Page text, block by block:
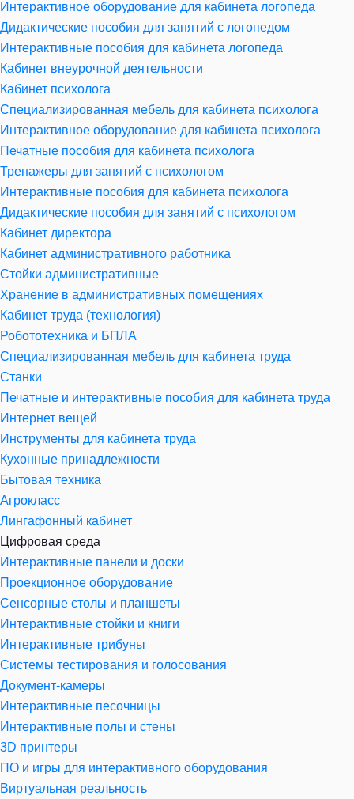
Интерактивное оборудование для кабинета логопеда
Дидактические пособия для занятий с логопедом
Интерактивные пособия для кабинета логопеда
Кабинет внеурочной деятельности
Кабинет психолога
Специализированная мебель для кабинета психолога
Интерактивное оборудование для кабинета психолога
Печатные пособия для кабинета психолога
Тренажеры для занятий с психологом
Интерактивные пособия для кабинета психолога
Дидактические пособия для занятий с психологом
Кабинет директора
Кабинет административного работника
Стойки административные
Хранение в административных помещениях
Кабинет труда (технология)
Робототехника и БПЛА
Специализированная мебель для кабинета труда
Станки
Печатные и интерактивные пособия для кабинета труда
Интернет вещей
Инструменты для кабинета труда
Кухонные принадлежности
Бытовая техника
Агрокласс
Лингафонный кабинет
Цифровая среда
Интерактивные панели и доски
Проекционное оборудование
Сенсорные столы и планшеты
Интерактивные стойки и книги
Интерактивные трибуны
Системы тестирования и голосования
Документ-камеры
Интерактивные песочницы
Интерактивные полы и стены
3D принтеры
ПО и игры для интерактивного оборудования
Виртуальная реальность